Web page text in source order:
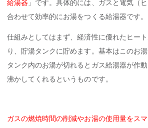
給湯器 」です。具体的には、ガスと電気（
合わせて効率的にお湯をつくる給湯器です。
仕組みとしてはまず、経済性に優れたヒー
り、貯湯タンクに貯めます。基本はこのお湯
タンク内のお湯が切れるとガス給湯器が作
沸かしてくれるというものです。
ガスの燃焼時間の削減やお湯の使用量をス